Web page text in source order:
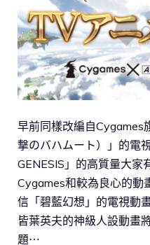
早前同樣改編自Cygames
撃のバハムート）」的電
GENESIS」的高質量大家
Cygames和較為良心的動
信「碧藍幻想」的電視動
皆葉英夫的神級人設動畫
題⋯